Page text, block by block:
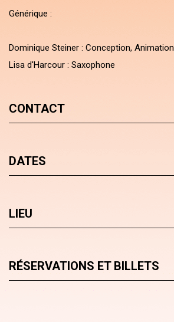
Générique :
Dominique Steiner : Conception, Animation
Lisa d'Harcour : Saxophone
CONTACT
DATES
LIEU
RÉSERVATIONS ET BILLETS